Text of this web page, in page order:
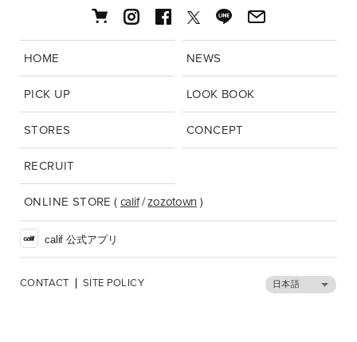
HOME NEWS
PICK UP LOOK BOOK
STORES CONCEPT
RECRUIT
ONLINE STORE ( calif/zozotown )
calif 公式アプリ
CONTACT SITE POLICY 日本語